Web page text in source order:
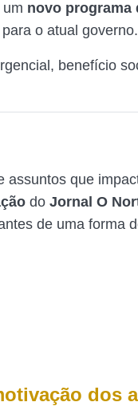
novo programa
o atual governo.
benefício
assuntos que
doJornal O
de uma forma
dos